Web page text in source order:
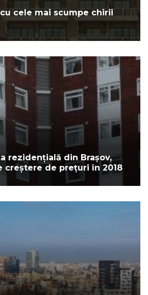
cu cele mai scumpe chirii
rezidențială din Brașov,
creștere de prețuri în 2018